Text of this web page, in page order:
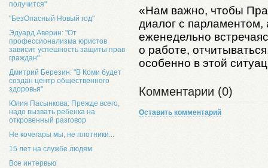
получится"
"БезОпасный Новый год"
Эдуард Аверин: "От
профессионализма юристов
зависит успешность защиты прав
граждан"
Дмитрий Березин: "В Коми будет
создан центр общественного
здоровья"
Юлия Пасынкова: Прежде всего,
надо вызвать ребенка на
откровенный разговор
Не кочегары мы, не плотники...
15 лет на службе людям
Все интервью
«Нам важно, чтобы
диалог с парламентом,
еженедельно
о работе,
особенно в этой
Комментарии (0)
Оставить комментарий